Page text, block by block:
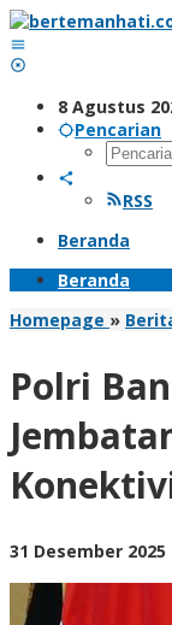
Lewati
ke
konten
8 Agustus
Pencarian
RSS
Beranda
Beranda
Homepage »
Polri
31 Desember 2025